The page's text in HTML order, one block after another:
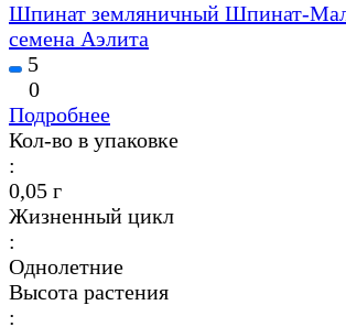
Шпинат земляничный Шпинат-
семена Аэлита
5
0
Подробнее
Кол-во в упаковке
:
0,05 г
Жизненный цикл
:
Однолетние
Высота растения
: